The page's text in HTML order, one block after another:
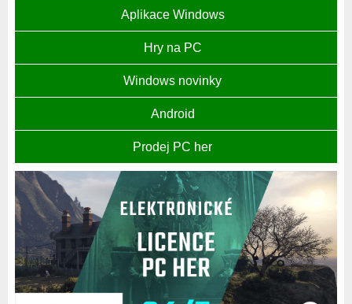
Aplikace Windows
Hry na PC
Windows novinky
Android
Prodej PC her